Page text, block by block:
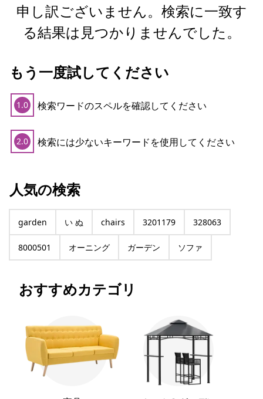
申し訳ございません。検索に一致す
る結果は見つかりませんでした。
もう一度試してください
1.0 検索ワードのスペルを確認してください
2.0 検索には少ないキーワードを使用してください
人気の検索
garden い ぬ chairs 3201179 328063
8000501 オーニング ガーデン ソファ
おすすめカテゴリ